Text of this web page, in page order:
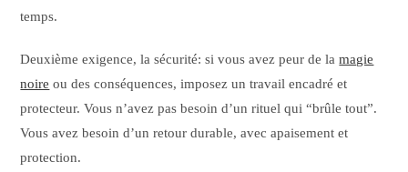
temps.
Deuxième exigence, la sécurité: si vous avez peur de lamagie
noire ou des conséquences, imposez un travail encadré et
protecteur. Vous n’avez pas besoin d’un rituel qui “brûle tout”.
Vous avez besoin d’un retour durable, avec apaisement et
protection.